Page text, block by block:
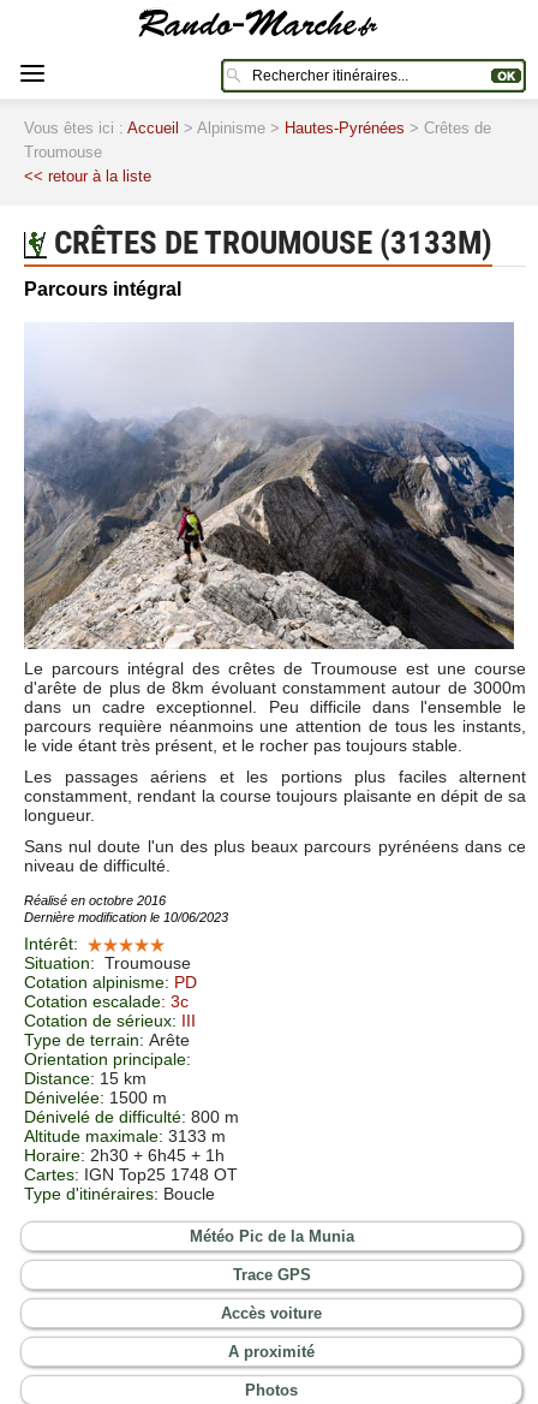
Vous êtes ici : Accueil > Alpinisme > Hautes-Pyrénées > Crêtes de
Troumouse
<< retour à la liste
CRÊTES DE TROUMOUSE (3133M)
Parcours intégral
Le parcours intégral des crêtes de Troumouse est une course
d'arête de plus de 8km évoluant constamment autour de 3000m
dans un cadre exceptionnel. Peu difficile dans l'ensemble le
parcours requière néanmoins une attention de tous les instants,
le vide étant très présent, et le rocher pas toujours stable.
Les passages aériens et les portions plus faciles alternent
constamment, rendant la course toujours plaisante en dépit de sa
longueur.
Sans nul doute l'un des plus beaux parcours pyrénéens dans ce
niveau de difficulté.
Réalisé en octobre 2016
Dernière modification le 10/06/2023
Intérêt:
Situation: Troumouse
Cotation alpinisme: PD
Cotation escalade: 3c
Cotation de sérieux: III
Type de terrain: Arête
Orientation principale:
Distance: 15 km
Dénivelée: 1500 m
Dénivelé de difficulté: 800 m
Altitude maximale: 3133 m
Horaire: 2h30 + 6h45 + 1h
Cartes: IGN Top25 1748 OT
Type d'itinéraires: Boucle
Météo Pic de la Munia
Trace GPS
Accès voiture
A proximité
Photos